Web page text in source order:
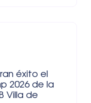
éxito el
2026 de la
Villa de